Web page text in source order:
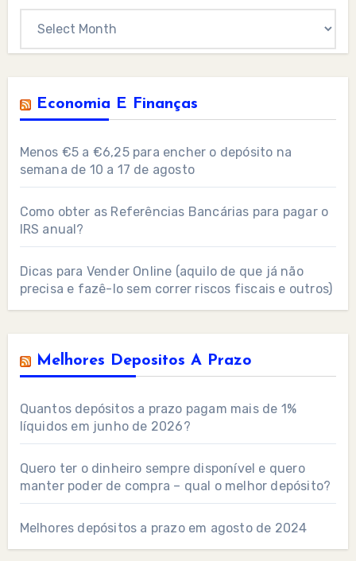
Economia E Finanças
Menos €5 a €6,25 para encher o depósito na
semana de 10 a 17 de agosto
Como obter as Referências Bancárias para pagar o
IRS anual?
Dicas para Vender Online (aquilo de que já não
precisa e fazê-lo sem correr riscos fiscais e outros)
Melhores Depositos A Prazo
Quantos depósitos a prazo pagam mais de 1%
líquidos em junho de 2026?
Quero ter o dinheiro sempre disponível e quero
manter poder de compra – qual o melhor depósito?
Melhores depósitos a prazo em agosto de 2024